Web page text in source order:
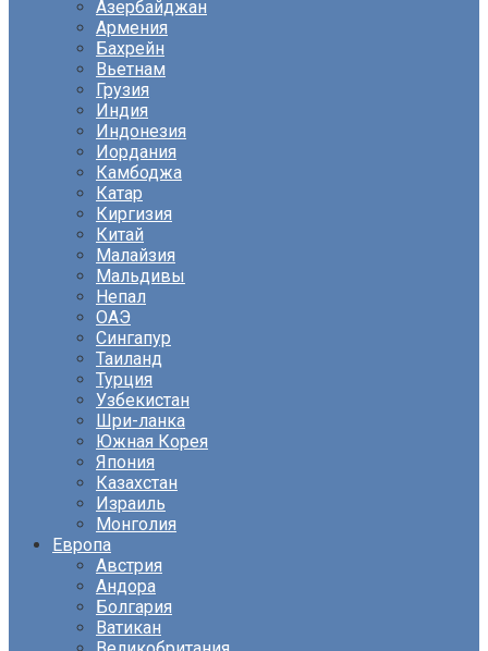
Азербайджан
Армения
Бахрейн
Вьетнам
Грузия
Индия
Индонезия
Иордания
Камбоджа
Катар
Киргизия
Китай
Малайзия
Мальдивы
Непал
ОАЭ
Сингапур
Таиланд
Турция
Узбекистан
Шри-ланка
Южная Корея
Япония
Казахстан
Израиль
Монголия
Европа
Австрия
Андора
Болгария
Ватикан